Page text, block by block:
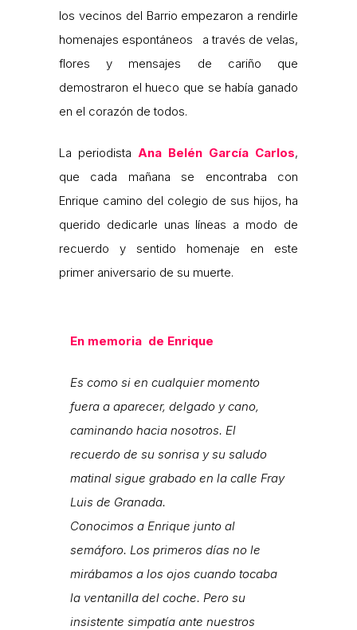
los vecinos del Barrio empezaron a rendirle
homenajes espontáneos a través de velas,
flores y mensajes de cariño que
demostraron el hueco que se había ganado
en el corazón de todos.
La periodista Ana Belén García Carlos,
que cada mañana se encontraba con
Enrique camino del colegio de sus hijos, ha
querido dedicarle unas líneas a modo de
recuerdo y sentido homenaje en este
primer aniversario de su muerte.
En memoria de Enrique
Es como si en cualquier momento
fuera a aparecer, delgado y cano,
caminando hacia nosotros. El
recuerdo de su sonrisa y su saludo
matinal sigue grabado en la calle Fray
Luis de Granada.
Conocimos a Enrique junto al
semáforo. Los primeros días no le
mirábamos a los ojos cuando tocaba
la ventanilla del coche. Pero su
insistente simpatía ante nuestros